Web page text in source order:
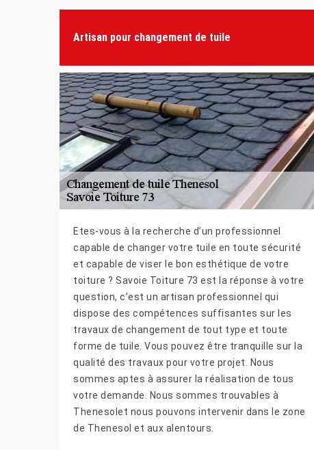
Artisan pour changement de tuile
Etes-vous à la recherche d’un professionnel
capable de changer votre tuile en toute sécurité
et capable de viser le bon esthétique de votre
toiture ? Savoie Toiture 73 est la réponse à votre
question, c’est un artisan professionnel qui
dispose des compétences suffisantes sur les
travaux de changement de tout type et toute
forme de tuile. Vous pouvez être tranquille sur la
qualité des travaux pour votre projet. Nous
sommes aptes à assurer la réalisation de tous
votre demande. Nous sommes trouvables à
Thenesolet nous pouvons intervenir dans le zone
de Thenesol et aux alentours.